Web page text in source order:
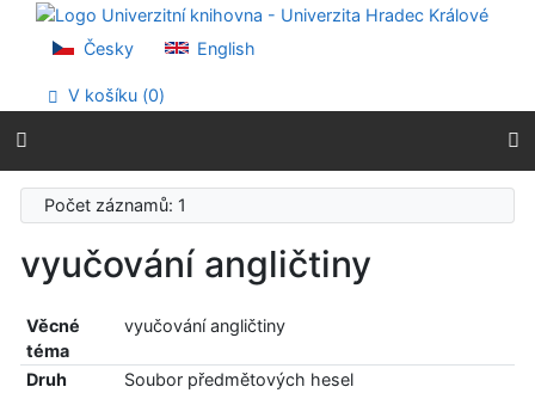
Přejít na obsah
Přejít na menu
Prohlášení o webové přístupnosti
Česky English
V košíku (0)
Počet záznamů: 1
vyučování angličtiny
Věcné
téma
vyučování angličtiny
Druh
Soubor předmětových hesel